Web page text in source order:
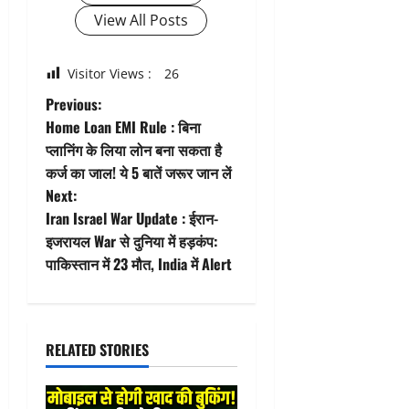
View All Posts
Visitor Views : 26
P
o
s
t
n
v
i
Previous:
Home Loan EMI Rule : बिना
प्लानिंग के लिया लोन बना सकता है
कर्ज का जाल! ये 5 बातें जरूर जान लें
Next:
Iran Israel War Update : ईरान-
इजरायल War से दुनिया में हड़कंप:
पाकिस्तान में 23 मौत, India में Alert
RELATED STORIES